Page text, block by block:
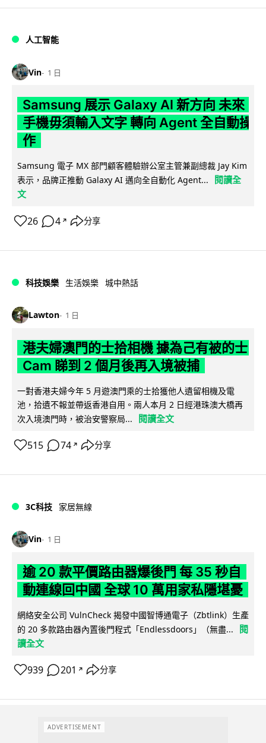
人工智能
Vin 1 日
Samsung 展示 Galaxy AI 新方向 未來
手機毋須輸入文字 轉向 Agent 全自動操
作
Samsung 電子 MX 部門顧客體驗辦公室主管兼副總裁 Jay Kim
表示，品牌正推動 Galaxy AI 邁向全自動化 Agent...
閱讀全
文
26 4 ↗ 分享
科技娛樂 生活娛樂 城中熱話
Lawton 1 日
港夫婦澳門的士拾相機 據為己有被的士
Cam 睇到 2 個月後再入境被捕
一對香港夫婦今年 5 月遊澳門乘的士拾獲他人遺留相機及電
池，拾遺不報並帶返香港自用。兩人本月 2 日經港珠澳大橋再
次入境澳門時，被治安警察局...
閱讀全文
515 74 ↗ 分享
3C科技 家居無線
Vin 1 日
逾 20 款平價路由器爆後門 每 35 秒自
動連線回中國 全球 10 萬用家私隱堪憂
網絡安全公司 VulnCheck 揭發中國智博通電子（Zbtlink）生產
的 20 多款路由器內置後門程式「Endlessdoors」（無盡...
閱
讀全文
939 201 ↗ 分享
ADVERTISEMENT